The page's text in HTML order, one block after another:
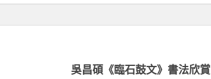
吳昌碩《臨石鼓文》書法欣賞